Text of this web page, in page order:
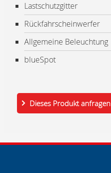
Lastschutzgitter
Rückfahrscheinwerfer
Allgemeine Beleuchtung
blueSpot
Dieses Produkt anfragen